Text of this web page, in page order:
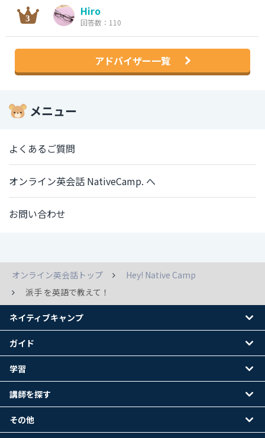
Hiro
回答数：110
アドバイザー一覧
メニュー
よくあるご質問
オンライン英会話 NativeCamp. へ
お問い合わせ
オンライン英会話トップ
Hey! Native Camp
派手 を英語で教えて！
ネイティブキャンプ
ガイド
学習
講師を探す
その他